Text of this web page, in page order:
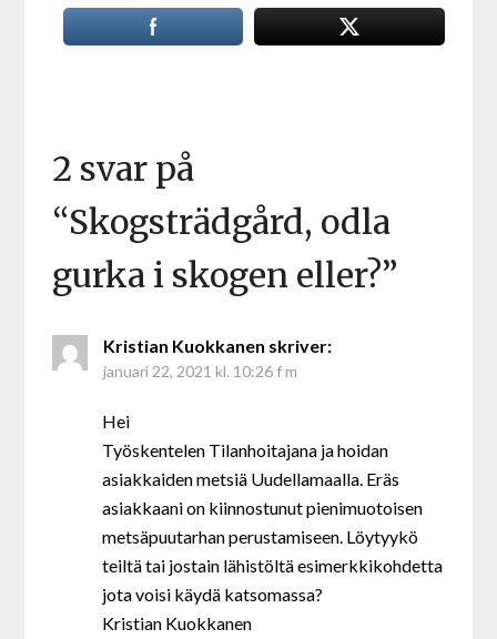
2 svar på
“Skogsträdgård, odla
gurka i skogen eller?”
Kristian Kuokkanen skriver:
januari 22, 2021 kl. 10:26 f m
Hei
Työskentelen Tilanhoitajana ja hoidan
asiakkaiden metsiä Uudellamaalla. Eräs
asiakkaani on kiinnostunut pienimuotoisen
metsäpuutarhan perustamiseen. Löytyykö
teiltä tai jostain lähistöltä esimerkkikohdetta
jota voisi käydä katsomassa?
Kristian Kuokkanen